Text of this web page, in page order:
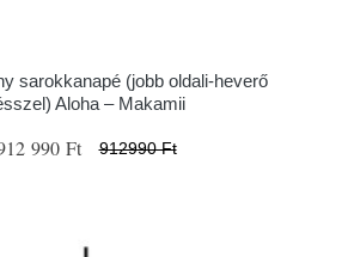
sarokkanapé (jobb oldali-heverő
Aloha – Makamii
990 Ft 912990 Ft